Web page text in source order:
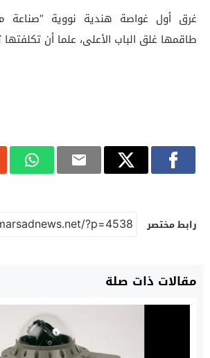
‏غرق أول غواصة هندية نووية “صناعة
طاقمها غلق الباب الأعلى، علما أن تكلفتها تبلغ 3 مليارات
رابط مختصر
مقالات ذات صلة